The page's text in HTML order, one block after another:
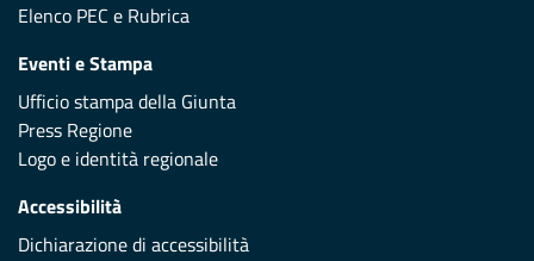
Elenco PEC e Rubrica
Eventi e Stampa
Ufficio stampa della Giunta
Press Regione
Logo e identità regionale
Accessibilità
Dichiarazione di accessibilità